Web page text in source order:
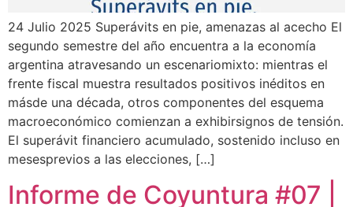
24 Julio 2025 Superávits en pie, amenazas al acecho El
segundo semestre del año encuentra a la economía
argentina atravesando un escenariomixto: mientras el
frente fiscal muestra resultados positivos inéditos en
másde una década, otros componentes del esquema
macroeconómico comienzan a exhibirsignos de tensión.
El superávit financiero acumulado, sostenido incluso en
mesesprevios a las elecciones, […]
Informe de Coyuntura #07 |